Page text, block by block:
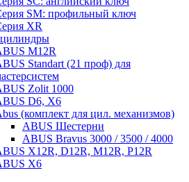
SM: профильный ключ
XR
M12R
Standart (21 проф) для
Zolit 1000
D6, X6
(комплект для цил. механизмов)
ABUS Шестерни
ABUS Bravus 3000 / 3500 / 4000
X12R, D12R, M12R, P12R
X6